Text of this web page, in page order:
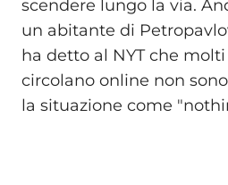
scendere lungo la via.
un abitante di
ha detto al NYT che
circolano online non
la situazione come